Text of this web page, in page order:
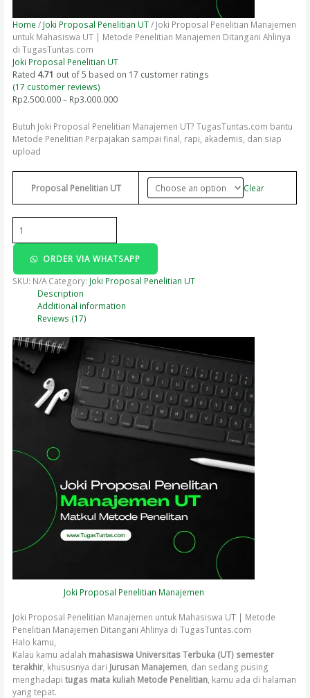
Home / Joki Proposal Penelitian UT/ Joki Proposal Penelitian Manajemen
untuk Mahasiswa UT | Metode Penelitian Manajemen Ditangani Ahlinya
di TugasTuntas.com
Joki Proposal Penelitian UT
Rated 4.71 out of 5 based on 17 customer ratings
(17 customer reviews)
Rp2.500.000 – Rp3.000.000
Butuh Joki Proposal Penelitian Manajemen UT? TugasTuntas.com bantu
Metode Penelitian Perpajakan sampai final, rapi, akademis, dan siap
upload
Proposal Penelitian UT Clear
ORDER VIA WHATSAPP
SKU: N/A Category: Joki Proposal Penelitian UT
Description
Additional information
Reviews (17)
Joki Proposal Penelitian Manajemen
Joki Proposal Penelitian Manajemen untuk Mahasiswa UT | Metode
Penelitian Manajemen Ditangani Ahlinya di TugasTuntas.com
Halo kamu,
Kalau kamu adalah mahasiswa Universitas Terbuka (UT) semester
terakhir , khususnya dari Jurusan Manajemen , dan sedang pusing
menghadapitugas mata kuliah Metode Penelitian , kamu ada di halaman
yang tepat.